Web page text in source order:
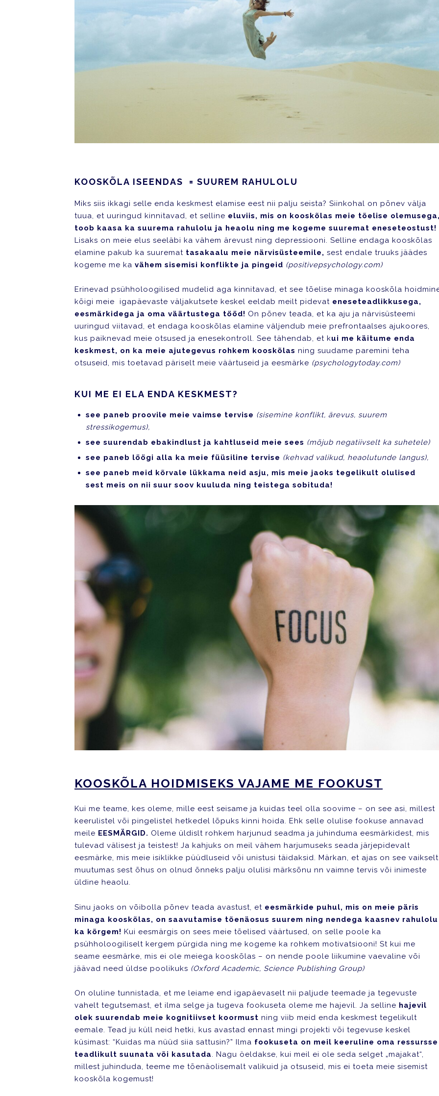
KOOSKÕLA ISEENDAS = SUUREM RAHULOLU
Miks siis ikkagi selle enda keskmest elamise eest nii palju seista? Siinkohal on põnev välja
tuua, et uuringud kinnitavad, et selline eluviis, mis on kooskõlas meie tõelise
toob kaasa ka suurema rahulolu ja heaolu ning me kogeme suuremat eneseteostust!
Lisaks on meie elus seeläbi ka vähem ärevust ning depressiooni. Selline endaga kooskõlas
elamine pakub ka suuremat tasakaalu meie närvisüsteemile, sest endale truuks jäädes
kogeme me ka vähem sisemisi konflikte ja pingeid (positivepsychology.com)
Erinevad psühholoogilised mudelid aga kinnitavad, et see tõelise minaga kooskõla
kõigi meie igapäevaste väljakutsete keskel eeldab meilt pidevat eneseteadlikkusega,
eesmärkidega ja oma väärtustega tööd! On põnev teada, et ka aju ja närvisüsteemi
uuringud viitavad, et endaga kooskõlas elamine väljendub meie prefrontaalses ajukoores,
kus paiknevad meie otsused ja enesekontroll. See tähendab, et kui me käitume enda
keskmest, on ka meie ajutegevus rohkem kooskõlas ning suudame paremini teha
otsuseid, mis toetavad päriselt meie väärtuseid ja eesmärke (psychologytoday.com)
KUI ME EI ELA ENDA KESKMEST?
see paneb proovile meie vaimse tervise (sisemine konflikt, ärevus, suurem
stressikogemus),
see suurendab ebakindlust ja kahtluseid meie sees (mõjub negatiivselt ka suhetele)
see paneb löögi alla ka meie füüsiline tervise (kehvad valikud, heaolutunde langus),
see paneb meid kõrvale lükkama neid asju, mis meie jaoks tegelikult olulised
sest meis on nii suur soov kuuluda ning teistega sobituda!
KOOSKÕLA HOIDMISEKS VAJAME ME FOOKUST
Kui me teame, kes oleme, mille eest seisame ja kuidas teel olla soovime – on see asi, millest
keerulistel või pingelistel hetkedel lõpuks kinni hoida. Ehk selle olulise fookuse annavad
meile EESMÄRGID. Oleme üldislt rohkem harjunud seadma ja juhinduma eesmärkidest, mis
tulevad välisest ja teistest! Ja kahjuks on meil vähem harjumuseks seada järjepidevalt
eesmärke, mis meie isiklikke püüdluseid või unistusi täidaksid. Märkan, et ajas on see vaikselt
muutumas sest õhus on olnud õnneks palju olulisi märksõnu nn vaimne tervis või inimeste
üldine heaolu.
Sinu jaoks on võibolla põnev teada avastust, et eesmärkide puhul, mis on meie päris
minaga kooskõlas, on saavutamise tõenäosus suurem ning nendega kaasnev rahulolu
ka kõrgem! Kui eesmärgis on sees meie tõelised väärtused, on selle poole ka
psühholoogiliselt kergem pürgida ning me kogeme ka rohkem motivatsiooni! St kui me
seame eesmärke, mis ei ole meiega kooskõlas – on nende poole liikumine vaevaline või
jäävad need üldse poolikuks (Oxford Academic, Science Publishing Group)
On oluline tunnistada, et me leiame end igapäevaselt nii paljude teemade ja tegevuste
vahelt tegutsemast, et ilma selge ja tugeva fookuseta oleme me hajevil. Ja selline hajevil
olek suurendab meie kognitiivset koormust ning viib meid enda keskmest tegelikult
eemale. Tead ju küll neid hetki, kus avastad ennast mingi projekti või tegevuse keskel
küsimast: “Kuidas ma nüüd siia sattusin?” Ilma fookuseta on meil keeruline oma ressursse
teadlikult suunata või kasutada. Nagu öeldakse, kui meil ei ole seda selget „majakat“,
millest juhinduda, teeme me tõenäolisemalt valikuid ja otsuseid, mis ei toeta meie sisemist
kooskõla kogemust!